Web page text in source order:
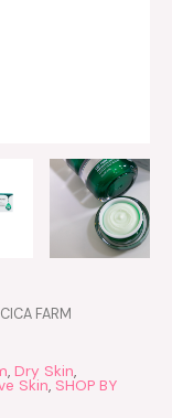
FARM
, Dry Skin,
Skin, SHOP BY